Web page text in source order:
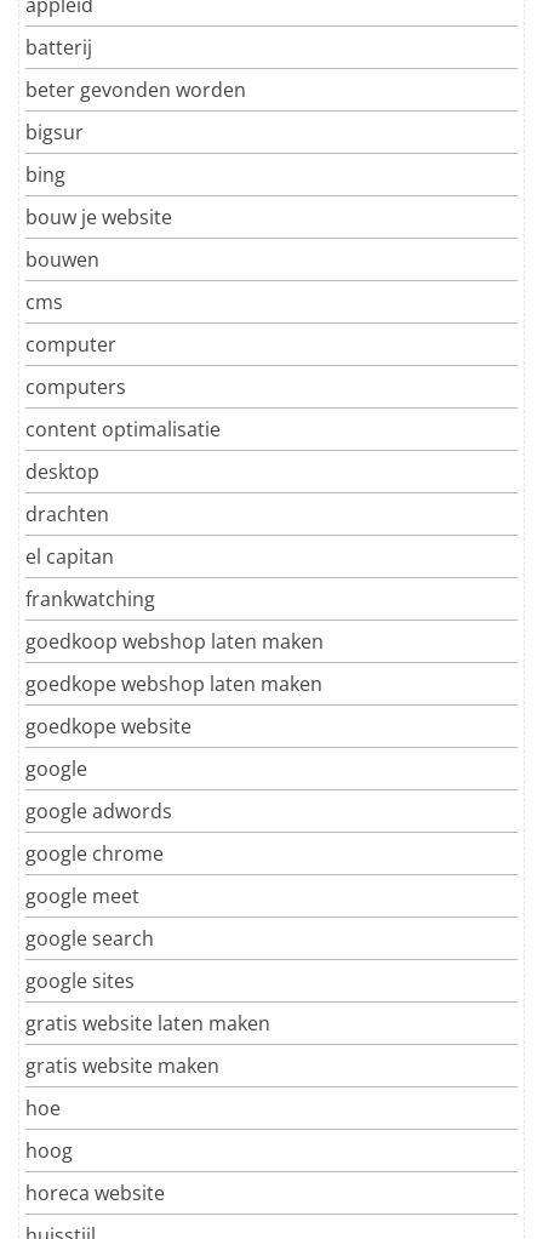
batterij
beter gevonden worden
bigsur
bing
bouw je website
bouwen
cms
computer
computers
content optimalisatie
desktop
drachten
el capitan
frankwatching
goedkoop webshop laten maken
goedkope webshop laten maken
goedkope website
google
google adwords
google chrome
google meet
google search
google sites
gratis website laten maken
gratis website maken
hoe
hoog
horeca website